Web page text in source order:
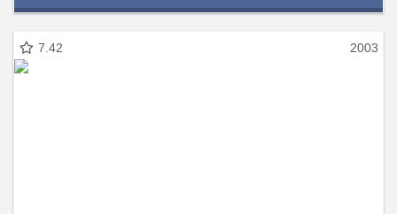
7.42 2003